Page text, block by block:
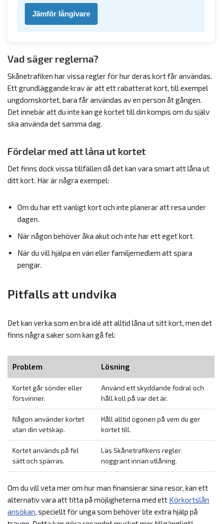
Jämför långivare
Vad säger reglerna?
Skånetrafiken har vissa regler för hur deras kort får användas.
Ett grundläggande krav är att ett rabatterat kort, till exempel
ungdomskortet, bara får användas av en person åt gången.
Det innebär att du inte kan ge kortet till din kompis om du själv
ska använda det samma dag.
Fördelar med att låna ut kortet
Det finns dock vissa tillfällen då det kan vara smart att låna ut
ditt kort. Här är några exempel:
Om du har ett vanligt kort och inte planerar att resa under
dagen.
När någon behöver åka akut och inte har ett eget kort.
När du vill hjälpa en vän eller familjemedlem att spara
pengar.
Pitfalls att undvika
Det kan verka som en bra idé att alltid låna ut sitt kort, men det
finns några saker som kan gå fel:
Problem Lösning
Kortet går sönder eller
försvinner.
Använd ett skyddande fodral och
håll koll på var det är.
Någon använder kortet
utan din vetskap.
Håll alltid ögonen på vem du ger
kortet till.
Kortet används på fel
sätt och spärras.
Läs Skånetrafikens regler
noggrant innan utlåning.
Om du vill veta mer om hur man finansierar sina resor, kan ett
alternativ vara att titta på möjligheterna med ett Körkortslån
ansökan, speciellt för unga som behöver lite extra hjälp på